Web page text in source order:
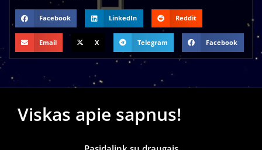
Facebook LinkedIn Reddit
Email X Telegram Facebook
Viskas apie sapnus!